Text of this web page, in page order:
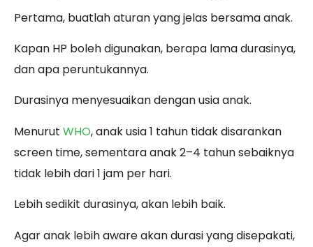
Pertama, buatlah aturan yang jelas bersama anak.
Kapan HP boleh digunakan, berapa lama durasinya,
dan apa peruntukannya.
Durasinya menyesuaikan dengan usia anak.
Menurut WHO, anak usia 1 tahun tidak disarankan
screen time, sementara anak 2–4 tahun sebaiknya
tidak lebih dari 1 jam per hari.
Lebih sedikit durasinya, akan lebih baik.
Agar anak lebih aware akan durasi yang disepakati,